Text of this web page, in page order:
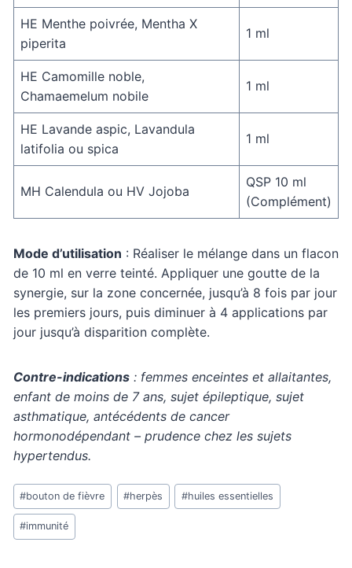
HE Menthe poivrée, Mentha X
piperita
1 ml
HE Camomille noble,
Chamaemelum nobile
1 ml
HE Lavande aspic, Lavandula
latifolia ou spica
1 ml
MH Calendula ou HV Jojoba
QSP 10 ml
(Complément)
Mode d’utilisation : Réaliser le mélange dans un flacon
de 10 ml en verre teinté. Appliquer une goutte de la
synergie, sur la zone concernée, jusqu’à 8 fois par jour
les premiers jours, puis diminuer à 4 applications par
jour jusqu’à disparition complète.
Contre-indications: femmes enceintes et allaitantes,
enfant de moins de 7 ans, sujet épileptique, sujet
asthmatique, antécédents de cancer
hormonodépendant – prudence chez les sujets
hypertendus.
Étiquettes
de
la
#bouton de fièvre #herpès #huiles essentielles
#immunité